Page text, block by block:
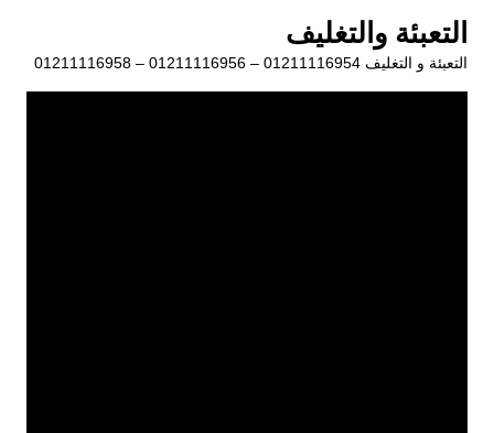
المحتوى
التعبئة والتغليف
التعبئة و التغليف 01211116954 – 01211116956 – 01211116958